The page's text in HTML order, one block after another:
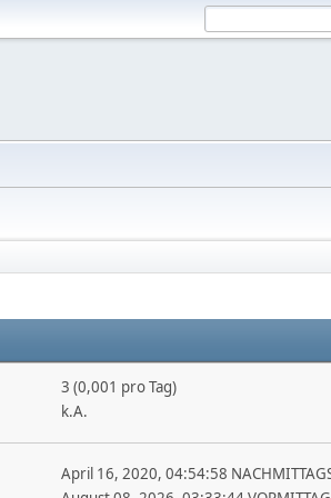
3 (0,001 pro Tag)
k.A.
April 16, 2020, 04:54:58